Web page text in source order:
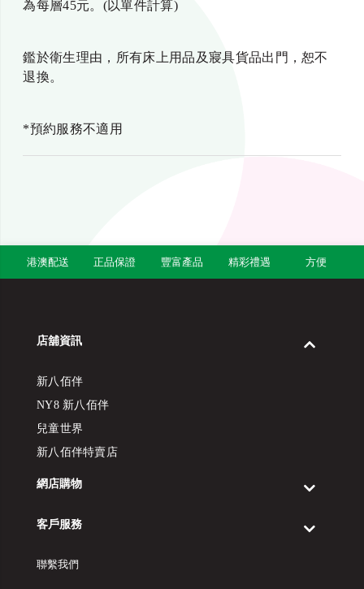
為每層45元。(以單件計算)
鑑於衛生理由，所有床上用品及寢具貨品出門，恕不
退換。
*預約服務不適用
港澳配送 正品保證 豐富產品 精彩禮遇 方便
店舖資訊
新八佰伴
NY8 新八佰伴
兒童世界
新八佰伴特賣店
網店購物
客戶服務
聯繫我們